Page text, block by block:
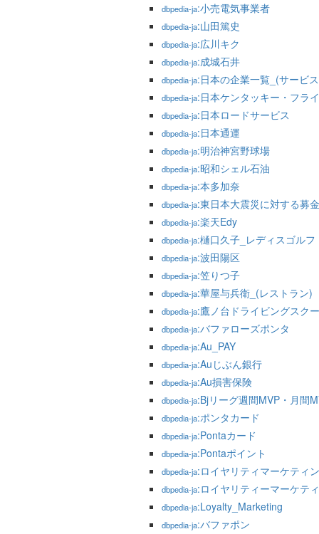
dbpedia-ja:小売電気事業者
dbpedia-ja:山田篤史
dbpedia-ja:広川キク
dbpedia-ja:成城石井
dbpedia-ja:日本の企業一覧_(サービ
dbpedia-ja:日本ケンタッキー・フラ
dbpedia-ja:日本ロードサービス
dbpedia-ja:日本通運
dbpedia-ja:明治神宮野球場
dbpedia-ja:昭和シェル石油
dbpedia-ja:本多加奈
dbpedia-ja:東日本大震災に対する募
dbpedia-ja:楽天Edy
dbpedia-ja:樋口久子_レディスゴル
dbpedia-ja:波田陽区
dbpedia-ja:笠りつ子
dbpedia-ja:華屋与兵衛_(レストラン)
dbpedia-ja:鷹ノ台ドライビングスク
dbpedia-ja:バファローズポンタ
dbpedia-ja:Au_PAY
dbpedia-ja:Auじぶん銀行
dbpedia-ja:Au損害保険
dbpedia-ja:Bjリーグ週間MVP・月間
dbpedia-ja:ポンタカード
dbpedia-ja:Pontaカード
dbpedia-ja:Pontaポイント
dbpedia-ja:ロイヤリティマーケティ
dbpedia-ja:ロイヤリティーマーケテ
dbpedia-ja:Loyalty_Marketing
dbpedia-ja:バファポン